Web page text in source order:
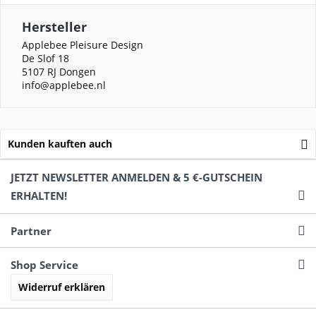
Hersteller
Applebee Pleisure Design
De Slof 18
5107 RJ Dongen
info@applebee.nl
Kunden kauften auch
JETZT NEWSLETTER ANMELDEN & 5 €-GUTSCHEIN
ERHALTEN!
Partner
Shop Service
Widerruf erklären